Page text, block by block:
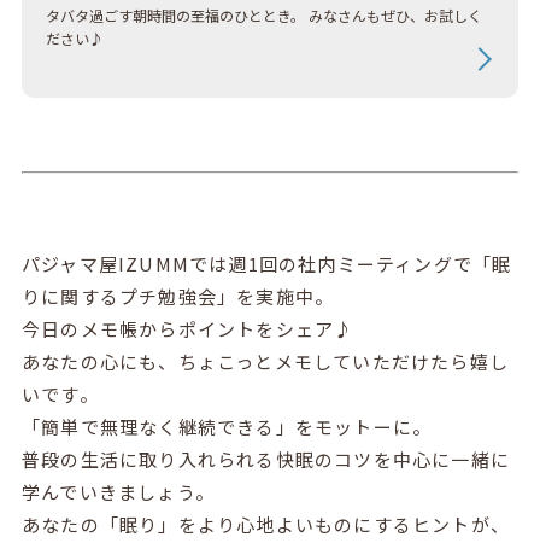
タバタ過ごす朝時間の至福のひととき。 みなさんもぜひ、お試しく
ださい♪
パジャマ屋IZUMMでは週1回の社内ミーティングで「眠
りに関するプチ勉強会」を実施中。
今日のメモ帳からポイントをシェア♪
あなたの心にも、ちょこっとメモしていただけたら嬉し
いです。
「簡単で無理なく継続できる」をモットーに。
普段の生活に取り入れられる快眠のコツを中心に一緒に
学んでいきましょう。
あなたの「眠り」をより心地よいものにするヒントが、